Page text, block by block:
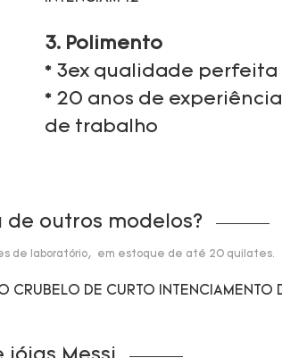
3. Polimento
* 3ex qualidade perfeita
* 20 anos de experiência
de trabalho
de outros modelos?
de laboratório, em estoque de até 20 quilates.